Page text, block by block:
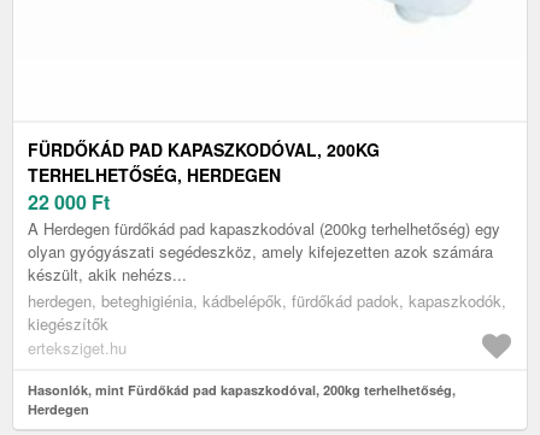
FÜRDŐKÁD PAD KAPASZKODÓVAL, 200KG
TERHELHETŐSÉG, HERDEGEN
22 000 Ft
A Herdegen fürdőkád pad kapaszkodóval (200kg terhelhetőség) egy
olyan gyógyászati segédeszköz, amely kifejezetten azok számára
készült, akik nehézs...
herdegen, beteghigiénia, kádbelépők, fürdőkád padok, kapaszkodók,
kiegészítők
erteksziget.hu
Hasonlók, mint Fürdőkád pad kapaszkodóval, 200kg terhelhetőség,
Herdegen